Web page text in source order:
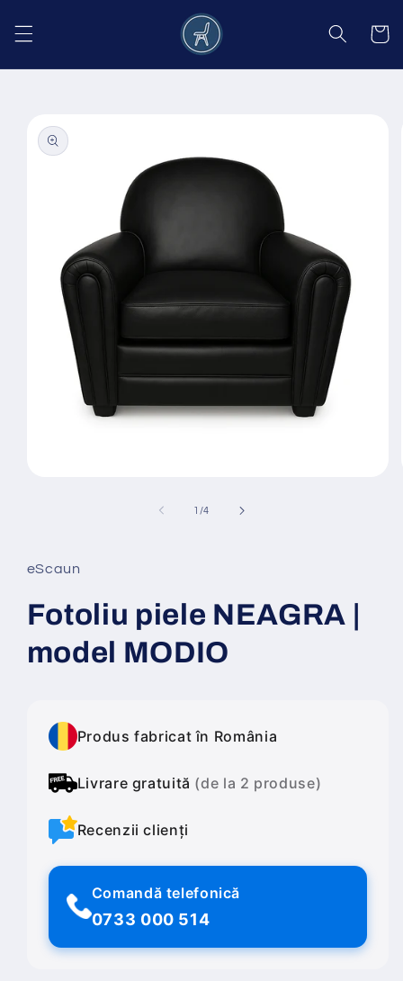
conținut
Coș
informațiile
despre
produs
fereastră
modală
1 /din
4
eScaun
Fotoliu piele NEAGRA |
model MODIO
Produs fabricat în România
Livrare gratuită (de la 2 produse)
Recenzii clienți
Comandă telefonică
0733 000 514